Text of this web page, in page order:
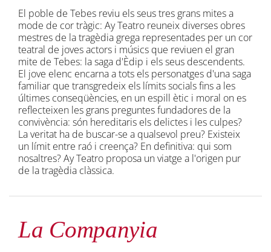
El poble de Tebes reviu els seus tres grans mites a
mode de cor tràgic: Ay Teatro reuneix diverses obres
mestres de la tragèdia grega representades per un cor
teatral de joves actors i músics que reviuen el gran
mite de Tebes: la saga d'Èdip i els seus descendents.
El jove elenc encarna a tots els personatges d'una saga
familiar que transgredeix els límits socials fins a les
últimes conseqüències, en un espill ètic i moral on es
reflecteixen les grans preguntes fundadores de la
convivència: són hereditaris els delictes i les culpes?
La veritat ha de buscar-se a qualsevol preu? Existeix
un límit entre raó i creença? En definitiva: qui som
nosaltres? Ay Teatro proposa un viatge a l'origen pur
de la tragèdia clàssica.
La Companyia